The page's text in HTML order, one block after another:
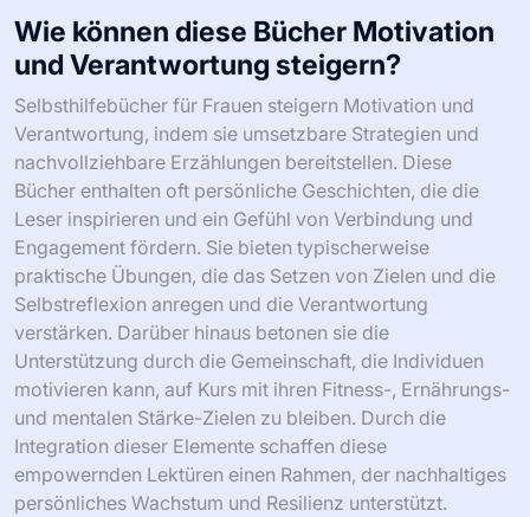
Wie können diese Bücher Motivation
und Verantwortung steigern?
Selbsthilfebücher für Frauen steigern Motivation und
Verantwortung, indem sie umsetzbare Strategien und
nachvollziehbare Erzählungen bereitstellen. Diese
Bücher enthalten oft persönliche Geschichten, die die
Leser inspirieren und ein Gefühl von Verbindung und
Engagement fördern. Sie bieten typischerweise
praktische Übungen, die das Setzen von Zielen und die
Selbstreflexion anregen und die Verantwortung
verstärken. Darüber hinaus betonen sie die
Unterstützung durch die Gemeinschaft, die Individuen
motivieren kann, auf Kurs mit ihren Fitness-, Ernährungs-
und mentalen Stärke-Zielen zu bleiben. Durch die
Integration dieser Elemente schaffen diese
empowernden Lektüren einen Rahmen, der nachhaltiges
persönliches Wachstum und Resilienz unterstützt.